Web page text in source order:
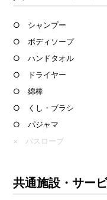
○ シャンプー
○ ボディソープ
○ ハンドタオル
○ ドライヤー
○ 綿棒
○ くし・ブラシ
○ パジャマ
× バスローブ
共通施設・サー